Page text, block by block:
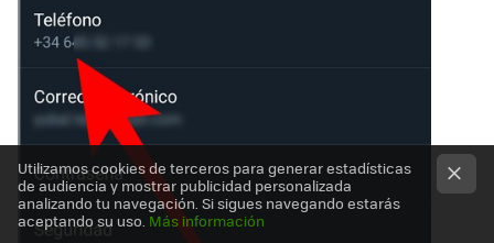
Utilizamos cookies de terceros para generar estadísticas
de audiencia y mostrar publicidad personalizada
analizando tu navegación. Si sigues navegando estarás
aceptando su uso. Más información